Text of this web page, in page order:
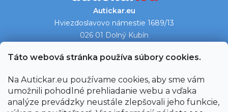
Táto webová stránka používa súbory cookies.
Na Autickar.eu používame cookies, aby sme vám
umožnili pohodlné prehliadanie webu a vďaka
analýze prevádzky neustále zlepšovali jeho funkcie,
Autickar.eu
Hviezdoslavovo námestie 1689/13
026 01 Dolný Kubín
Ukázať na mape →